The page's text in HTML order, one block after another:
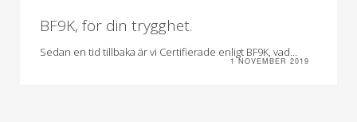
BF9K, för din trygghet.
Sedan en tid tillbaka är vi Certifierade enligt BF9K, vad...
1 NOVEMBER 2019